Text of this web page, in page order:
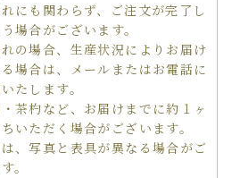
にも関わらず、ご注文が完了し
場合がございます。
の場合、生産状況によりお届け
場合は、メールまたはお電話に
たします。
茶杓など、お届けまでに約１ヶ
いただく場合がございます。
、写真と表具が異なる場合がご
。